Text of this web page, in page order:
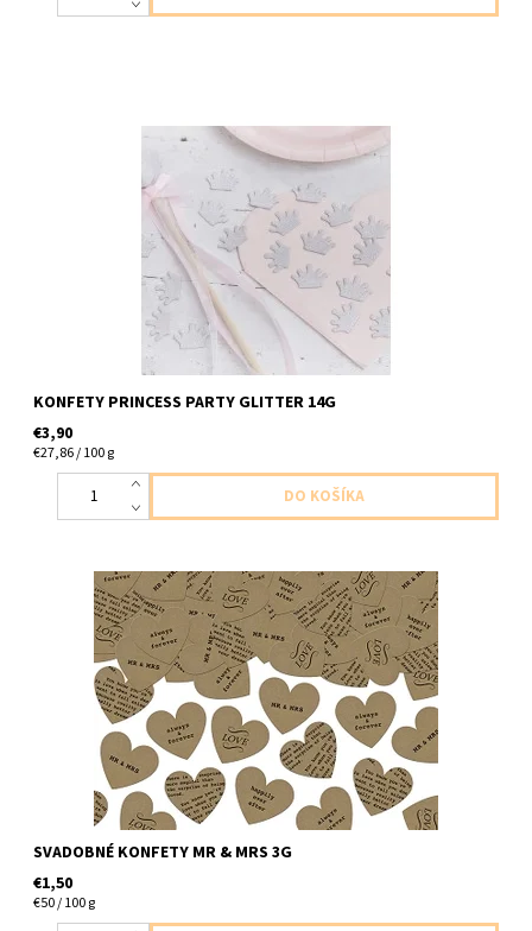
papierove konfety korunka strieborno trblietave 14g v baleni
KONFETY PRINCESS PARTY GLITTER 14G
€3,90
€27,86 / 100 g
papierove srdiecka 3g v baleni
SVADOBNÉ KONFETY MR & MRS 3G
€1,50
€50 / 100 g